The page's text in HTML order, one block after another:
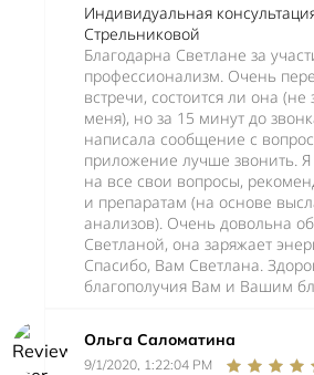
Индивидуальная
Стрельниковой
Благодарна Светлане за
профессионализм. Очень
встречи, состоится ли она
меня), но за 15 минут до
написала сообщение с
приложение лучше звонить.
на все свои вопросы,
и препаратам (на основе
анализов). Очень довольна
Светланой, она заряжает
Спасибо, Вам Светлана.
благополучия Вам и Вашим
Ольга Саломатина
9/1/2020, 1:22:04 PM